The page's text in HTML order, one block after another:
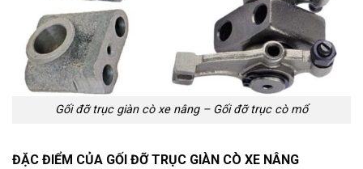
Gối đỡ trục giàn cò xe nâng – Gối đỡ trục cò mổ
ĐẶC ĐIỂM CỦA GỐI ĐỠ TRỤC GIÀN CÒ XE NÂNG